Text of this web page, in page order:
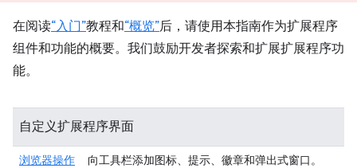
在阅读“入门”教程和“概览”后，请使用本指南作为扩展程序
组件和功能的概要。我们鼓励开发者探索和扩展扩展程序功
能。
自定义扩展程序界面
浏览器操作
向工具栏添加图标、提示、徽章和弹出式窗口。